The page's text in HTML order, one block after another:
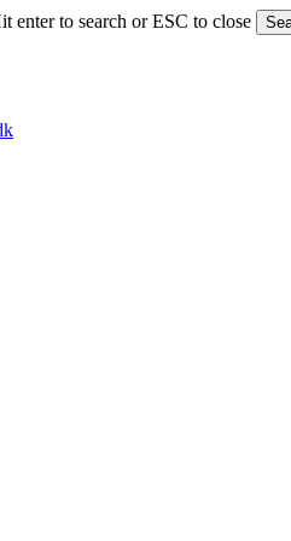
enter to search or ESC to close